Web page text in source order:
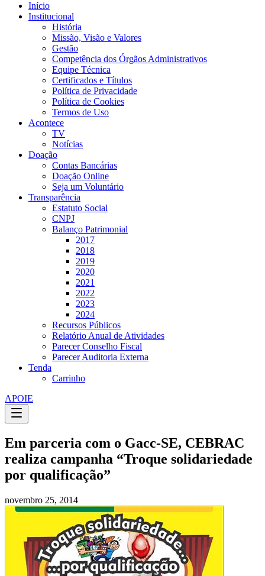
Início
Institucional
História
Missão, Visão e Valores
Gestão
Competência dos Órgãos Administrativos
Equipe Técnica
Certificados e Títulos
Política de Privacidade
Política de Cookies
Termos de Uso
Acontece
TV
Notícias
Doação
Contas Bancárias
Doação Online
Seja um Voluntário
Transparência
Estatuto Social
CNPJ
Balanço Patrimonial
2017
2018
2019
2020
2021
2022
2023
2024
Recursos Públicos
Relatório Anual de Atividades
Parecer Conselho Fiscal
Parecer Auditoria Externa
Tenda
Carrinho
APOIE
Em parceria com o Gacc-SE, CEBRAC
realiza campanha “Troque solidariedade
por qualificação”
novembro 25, 2014